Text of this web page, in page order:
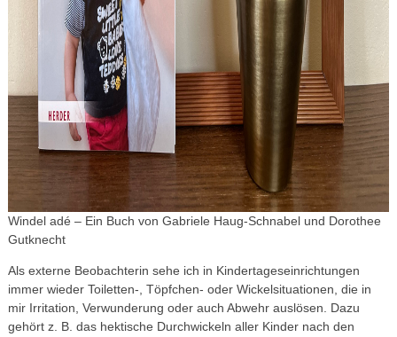
Windel adé – Ein Buch von Gabriele Haug-Schnabel und Dorothee
Gutknecht
Als externe Beobachterin sehe ich in Kindertageseinrichtungen
immer wieder Toiletten-, Töpfchen- oder Wickelsituationen, die in
mir Irritation, Verwunderung oder auch Abwehr auslösen. Dazu
gehört z. B. das hektische Durchwickeln aller Kinder nach den